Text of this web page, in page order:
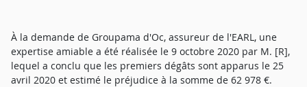
À la demande de Groupama d'Oc, assureur de l'EARL, une
expertise amiable a été réalisée le 9 octobre 2020 par M. [R],
lequel a conclu que les premiers dégâts sont apparus le 25
avril 2020 et estimé le préjudice à la somme de 62 978 €.